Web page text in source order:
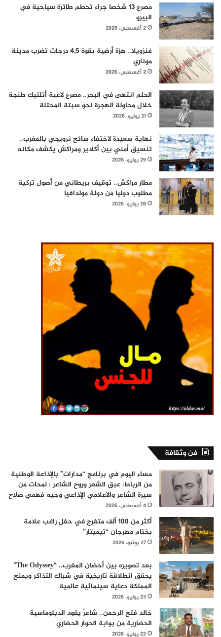
مصرع 13 شخصا جراء تحطم طائرة سياحية في
البيرو
2 أغسطس، 2026
فنزويلا.. هزة أرضية بقوة 4,5 درجات تضرب مدينة
موناري
2 أغسطس، 2026
الحلم انتهى في البحر.. مصرع لاعبة أتلتيك طنجة
خلال محاولة الهجرة نحو سبتة المحتلة
31 يوليو، 2026
نهاية سعيدة لاختفاء سائح نرويجي بالمغرب..
تنسيق أمني بين أكادير ومراكش يكشف مكانه
29 يوليو، 2026
مطار مراكش.. توقيف بريطاني من أصول تركية
مطلوب دوليا من دولة مولدافيا
28 يوليو، 2026
فن وثقافة
مساء اليوم في برنامج “مدارات” بالإذاعة الوطنية
من الرباط: عبق الشعر وروح الشاعر : لمحات من
سيرة الشاعر والاعلامي الإذاعي وجيه فهمي صلاح
4 أغسطس، 2026
أكثر من 100 ألف متفرج في حفل راغب علامة
بختام مهرجان “تيميتار”
27 يوليو، 2026
بعد تصويره بين أحضان المغرب.. “The Odyssey”
يحقق انطلاقة تاريخية في شباك التذاكر ويمنح
المملكة دعاية سينمائية عالمية
23 يوليو، 2026
خالد فتح الرحمن.. شاعرٌ يقود الدبلوماسية
الحضارية من بوابة الحوار الحضاري
22 يوليو، 2026